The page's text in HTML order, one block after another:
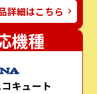
詳細はこちら
機種
キュート